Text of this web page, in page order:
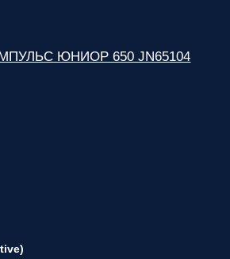
ЮНИОР 650 JN65104